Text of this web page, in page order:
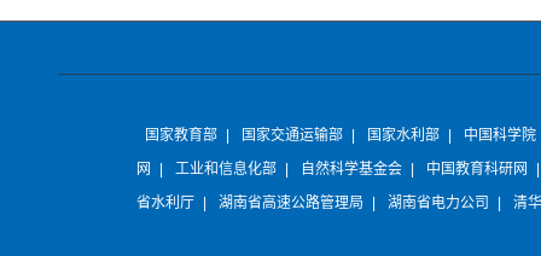
国家教育部 国家交通运输部 国家水利部
中国科学院
网
工业和信息化部 自然科学基金会 中国教育科研网
省水利厅
湖南省高速公路管理局 湖南省电力公司 清